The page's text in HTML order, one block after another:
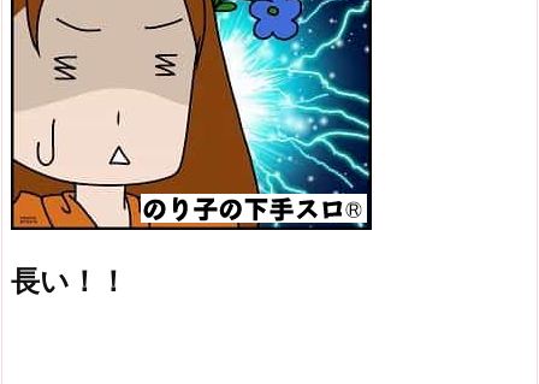
長い！！